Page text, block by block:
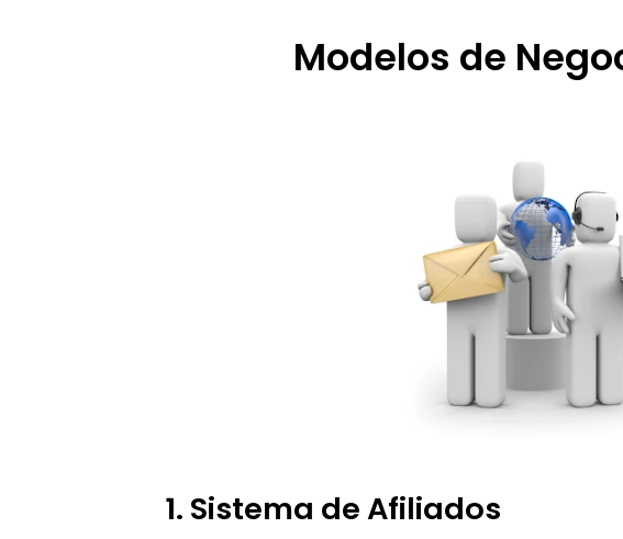
Modelos de
1. Sistema de Afiliados